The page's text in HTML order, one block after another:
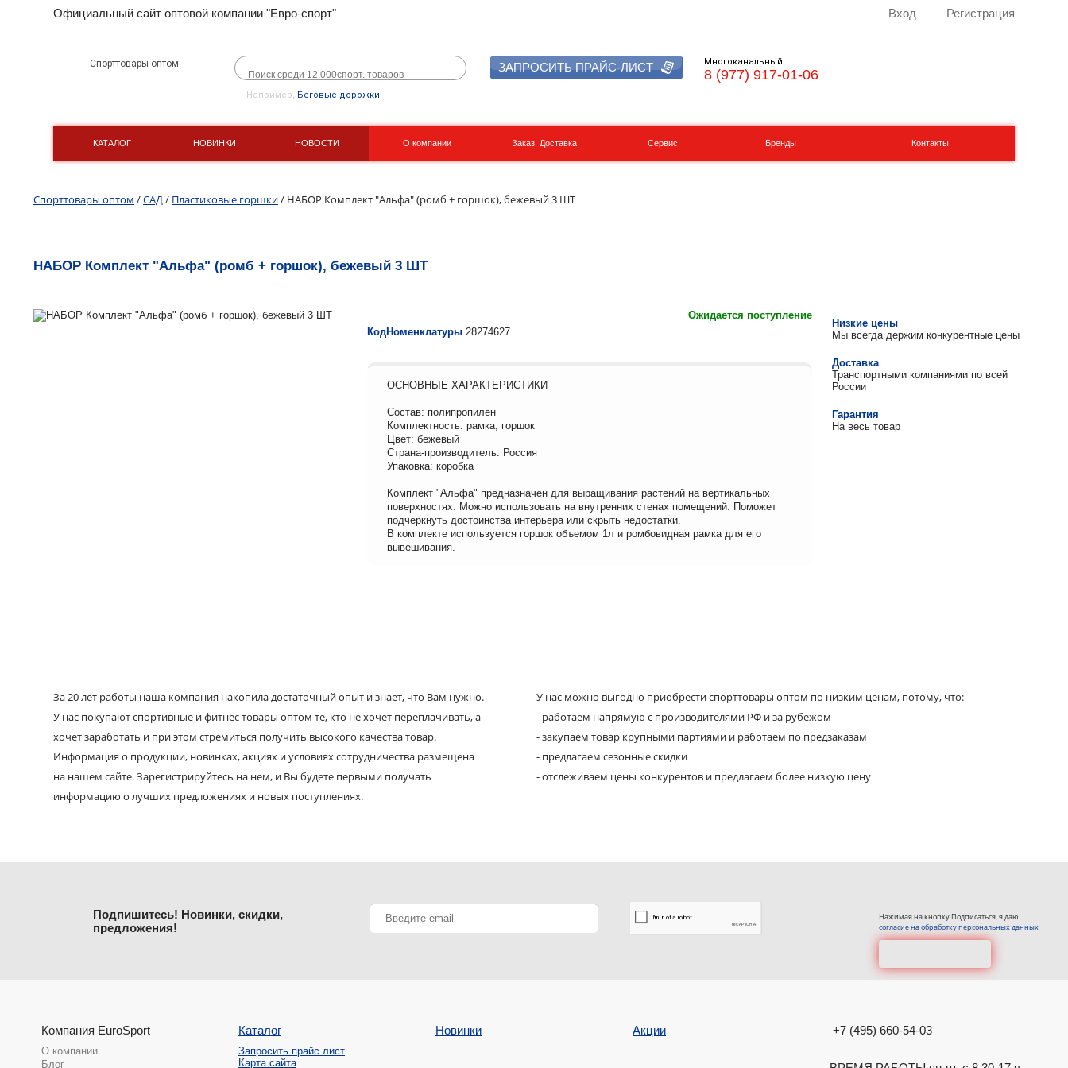
Официальный сайт оптовой компании "Евро-спорт" Вход Регистрация
Спорттовары оптом
Например, Беговые дорожки
ЗАПРОСИТЬ ПРАЙС-ЛИСТ Многоканальный
8 (977) 917-01-06
КАТАЛОГ НОВИНКИ НОВОСТИ О компании Заказ, Доставка Сервис Бренды Контакты
Спорттовары оптом /САД / Пластиковые горшки/ НАБОР Комплект "Альфа" (ромб + горшок), бежевый 3 ШТ
НАБОР Комплект "Альфа" (ромб + горшок), бежевый 3 ШТ
Ожидается поступление
КодНоменклатуры 28274627
ОСНОВНЫЕ ХАРАКТЕРИСТИКИ
Состав: полипропилен
Комплектность: рамка, горшок
Цвет: бежевый
Страна-производитель: Россия
Упаковка: коробка
Комплект "Альфа" предназначен для выращивания растений на вертикальных
поверхностях. Можно использовать на внутренних стенах помещений. Поможет
подчеркнуть достоинства интерьера или скрыть недостатки.
В комплекте используется горшок объемом 1л и ромбовидная рамка для его
вывешивания.
Низкие цены
Мы всегда держим конкурентные цены
Доставка
Транспортными компаниями по всей
России
Гарантия
На весь товар
За 20 лет работы наша компания накопила достаточный опыт и знает, что Вам нужно.
У нас покупают спортивные и фитнес товары оптом те, кто не хочет переплачивать, а
хочет заработать и при этом стремиться получить высокого качества товар.
Информация о продукции, новинках, акциях и условиях сотрудничества размещена
на нашем сайте. Зарегистрируйтесь на нем, и Вы будете первыми получать
информацию о лучших предложениях и новых поступлениях.
У нас можно выгодно приобрести спорттовары оптом по низким ценам, потому, что:
- работаем напрямую с производителями РФ и за рубежом
- закупаем товар крупными партиями и работаем по предзаказам
- предлагаем сезонные скидки
- отслеживаем цены конкурентов и предлагаем более низкую цену
Нажимая на кнопку Подписаться, я даю
согласие на обработку персональных данных
Подпишитесь! Новинки, скидки,
предложения!
Компания EuroSport
О компании
Блог
Каталог
Запросить прайс лист
Карта сайта
Новинки Акции +7 (495) 660-54-03